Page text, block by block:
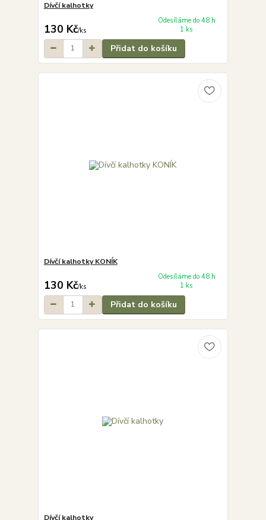
Dívčí kalhotky
130 Kč/ks
Odesíláme do 48 h
1 ks
Přidat do košíku
Dívčí kalhotky KONÍK
130 Kč/ks
Odesíláme do 48 h
1 ks
Přidat do košíku
Dívčí kalhotky